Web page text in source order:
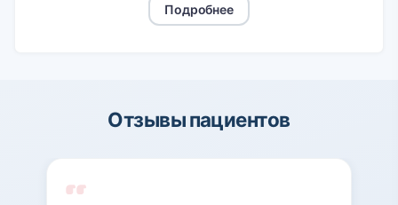
Подробнее
Отзывы пациентов